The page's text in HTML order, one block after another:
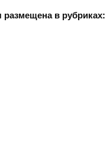
размещена в рубриках: